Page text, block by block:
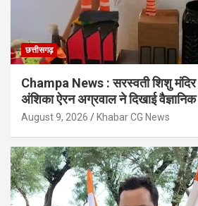
छत्तीसगढ़
Champa News : सरस्वती शिशु मंदिर
अंशिका ऐरन अग्रवाल ने दिखाई वैज्ञानिक
August 9, 2026 Khabar CG News